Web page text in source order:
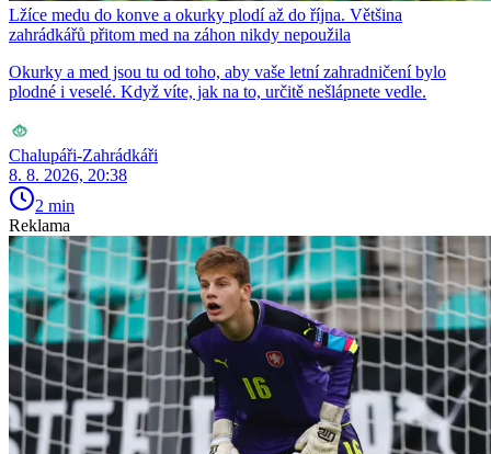
Lžíce medu do konve a okurky plodí až do října. Většina
zahrádkářů přitom med na záhon nikdy nepoužila
Okurky a med jsou tu od toho, aby vaše letní zahradničení bylo
plodné i veselé. Když víte, jak na to, určitě nešlápnete vedle.
Chalupáři-Zahrádkáři
8. 8. 2026, 20:38
2 min
Reklama